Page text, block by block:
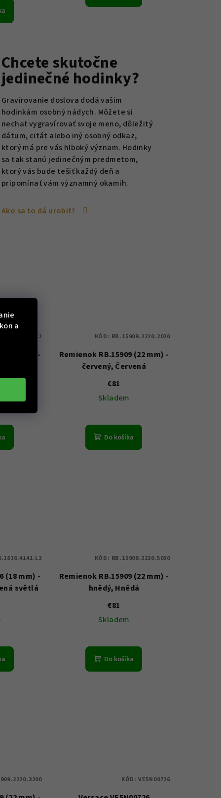
a
Chcete skutočne
jedinečné hodinky?
Gravírovanie doslova dodá vašim
hodinkám osobný nádych. Môžete si
nechať vygravírovať svoje meno, dôležitý
dátum, citát alebo iný osobný odkaz,
ktorý má pre vás hlboký význam. Hodinky
sa tak stanú jedinečným predmetom,
ktorý vás bude tešiť každý deň a
pripomínať vám významný okamih.
Ako sa to dá urobiť?
(18 mm) -
Remienok RB.15909 (22 mm) -
červený, Červená
€81
Skladem
Do košíka
KÓD: RB.15909.2220.2020
(18 mm) -
světlá
Remienok RB.15909 (22 mm) -
hnědý, Hnědá
€81
Skladem
Do košíka
KÓD: RB.15909.2220.5050
KÓD: VE5N00726